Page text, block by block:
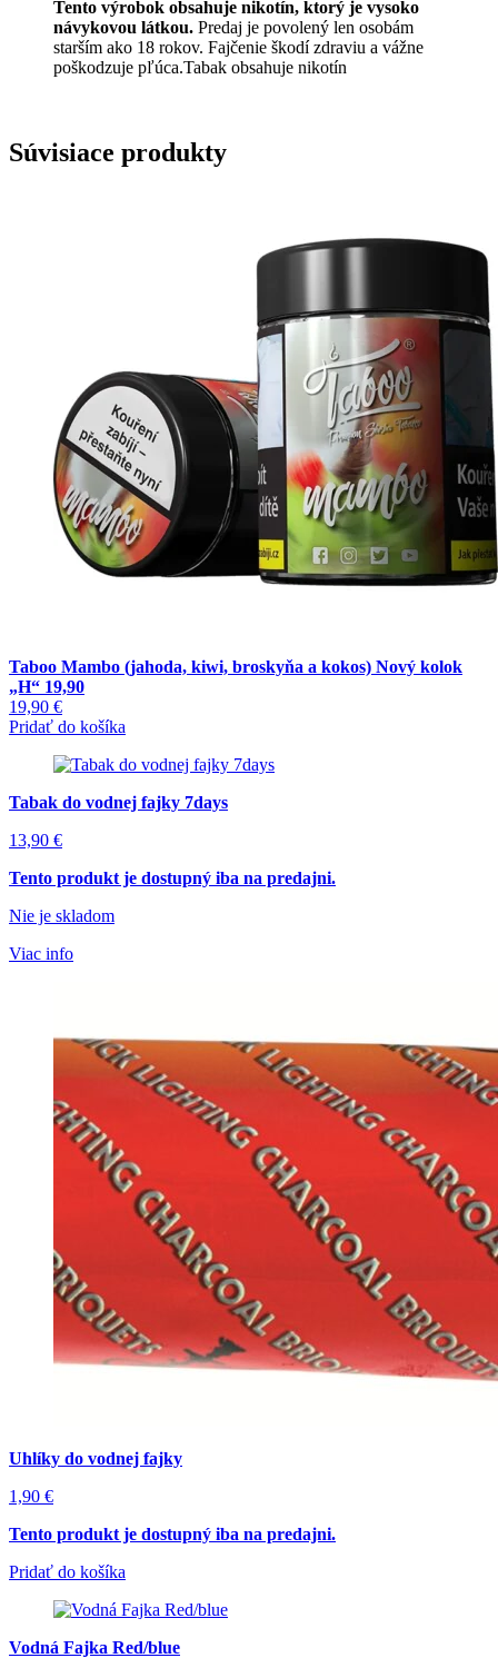
Tento výrobok obsahuje nikotín, ktorý je vysoko
návykovou látkou. Predaj je povolený len osobám
starším ako 18 rokov. Fajčenie škodí zdraviu a vážne
poškodzuje pľúca.Tabak obsahuje nikotín
Súvisiace produkty
Taboo Mambo (jahoda, kiwi, broskyňa a kokos) Nový kolok
„H“ 19,90
19,90 €
Pridať do košíka
Tabak do vodnej fajky 7days
13,90 €
Tento produkt je dostupný iba na predajni.
Nie je skladom
Viac info
Uhlíky do vodnej fajky
1,90 €
Tento produkt je dostupný iba na predajni.
Pridať do košíka
Vodná Fajka Red/blue